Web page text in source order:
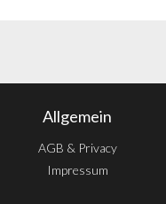
Allgemein
AGB & Privacy
Impressum